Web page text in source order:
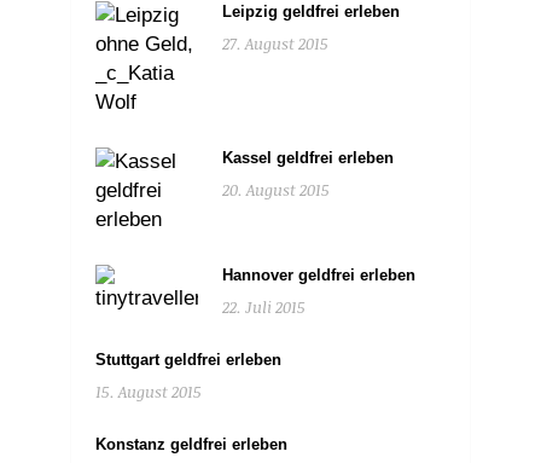
Leipzig geldfrei erleben
27. August 2015
Kassel geldfrei erleben
20. August 2015
Hannover geldfrei erleben
22. Juli 2015
Stuttgart geldfrei erleben
15. August 2015
Konstanz geldfrei erleben